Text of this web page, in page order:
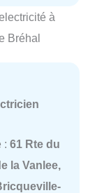
à
Bréhal
: 61 Rte du
la Vanlee,